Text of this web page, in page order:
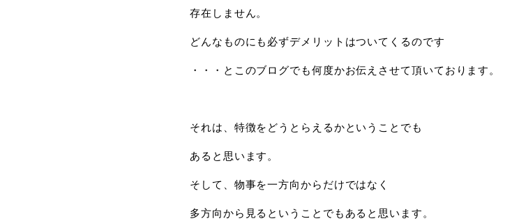
存在しません。
どんなものにも必ずデメリットはついてくるのです
・・・とこのブログでも何度かお伝えさせて頂いております。
それは、特徴をどうとらえるかということでも
あると思います。
そして、物事を一方向からだけではなく
多方向から見るということでもあると思います。